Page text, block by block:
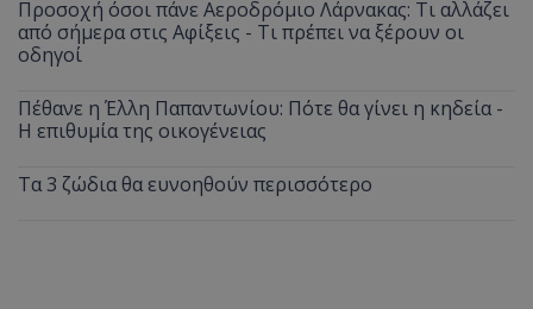
Προσοχή όσοι πάνε Αεροδρόμιο Λάρνακας: Τι αλλάζει
από σήμερα στις Αφίξεις - Τι πρέπει να ξέρουν οι
οδηγοί
Πέθανε η Έλλη Παπαντωνίου: Πότε θα γίνει η κηδεία -
Η επιθυμία της οικογένειας
Τα 3 ζώδια θα ευνοηθούν περισσότερο